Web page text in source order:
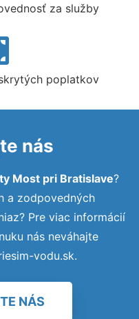
za služby
poplatkov
nás
Most pri Bratislave?
a zodpovedných
Pre viac informácií
nás neváhajte
vodu.sk.
NÁS